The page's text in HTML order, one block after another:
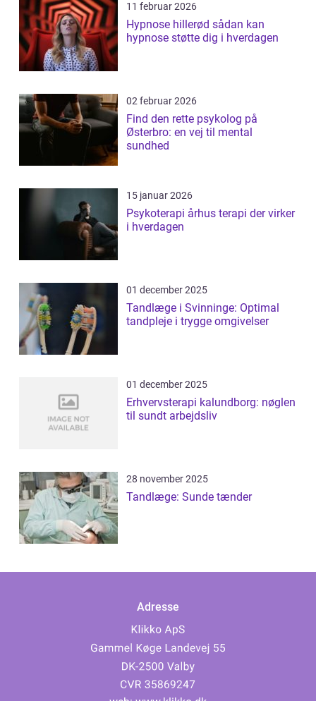
11 februar 2026
Hypnose hillerød sådan kan
hypnose støtte dig i hverdagen
02 februar 2026
Find den rette psykolog på
Østerbro: en vej til mental
sundhed
15 januar 2026
Psykoterapi århus terapi der virker
i hverdagen
01 december 2025
Tandlæge i Svinninge: Optimal
tandpleje i trygge omgivelser
01 december 2025
Erhvervsterapi kalundborg: nøglen
til sundt arbejdsliv
28 november 2025
Tandlæge: Sunde tænder
Adresse